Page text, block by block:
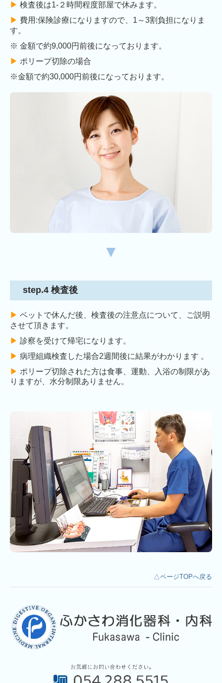
▶︎ 検査後は1-２時間程度部屋で休みます。
▶︎ 費用:保険診療になりますので、1～3割負担になりま
す。
※ 金額で約9,000円前後になっております。
▶︎ ポリープ切除の場合
※金額で約30,000円前後になっております。
▼
step.4 検査後
▶︎ ベットで休んだ後、検査後の注意点について、ご説明
させて頂きます。
▶︎ 診察を受けて帰宅になります。
▶︎ 病理組織検査した場合2週間後に結果がわかります 。
▶︎ ポリープ切除された方は食事、運動、入浴の制限があ
りますが、水分制限ありません。
△ページTOPへ戻る